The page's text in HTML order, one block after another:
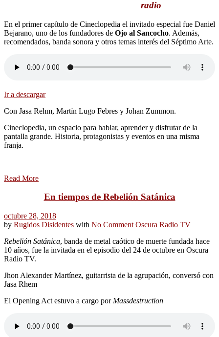
radio
En el primer capítulo de Cineclopedia el invitado especial fue Daniel
Bejarano, uno de los fundadores de Ojo al Sancocho. Además,
recomendados, banda sonora y otros temas interés del Séptimo Arte.
Ir a descargar
Con Jasa Rehm, Martín Lugo Febres y Johan Zummon.
Cineclopedia, un espacio para hablar, aprender y disfrutar de la
pantalla grande. Historia, protagonistas y eventos en una misma
franja.
Read More
En tiempos de Rebelión Satánica
octubre 28, 2018
by Rugidos Disidentes with No Comment Oscura Radio TV
Rebelión Satánica, banda de metal caótico de muerte fundada hace
10 años, fue la invitada en el episodio del 24 de octubre en Oscura
Radio TV.
Jhon Alexander Martínez, guitarrista de la agrupación, conversó con
Jasa Rhem
El Opening Act estuvo a cargo por Massdestruction